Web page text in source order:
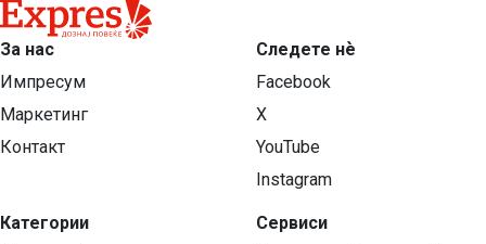
За нас
Импресум
Маркетинг
Контакт
Категории
Следете нѐ
Facebook
X
YouTube
Instagram
Сервиси